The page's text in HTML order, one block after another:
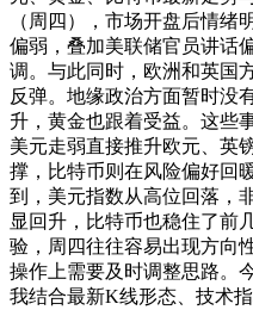
（周四），市场开盘后情绪
偏弱，叠加美联储官员讲话
调。与此同时，欧洲和英国
反弹。地缘政治方面暂时没
升，黄金也跟着受益。这些
美元走弱直接推升欧元、英
撑，比特币则在风险偏好回
到，美元指数从高位回落，
显回升，比特币也稳住了前
验，周四往往容易出现方向
操作上需要及时调整思路。
我结合最新K线形态、技术